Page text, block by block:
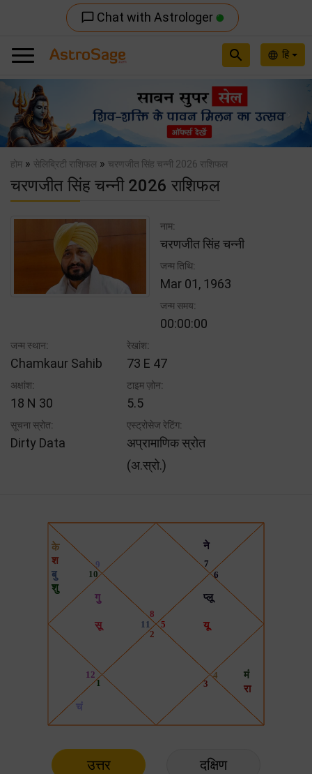
chat_bubble_outline Chat with Astrologer
language हि
search
Previous
होम » सेलिब्रिटी राशिफल » चरणजीत सिंह चन्नी 2026 राशिफल
चरणजीत सिंह चन्नी 2026 राशिफल
नाम:
चरणजीत सिंह चन्नी
जन्म तिथि:
Mar 01, 1963
जन्म समय:
00:00:00
जन्म स्थान:
Chamkaur Sahib
रेखांश:
73 E 47
अक्षांश:
18 N 30
टाइम ज़ोन:
5.5
सूचना स्रोत:
Dirty Data
एस्ट्रोसेज रेटिंग:
अप्रामाणिक स्रोत
(अ.स्रो.)
उत्तर दक्षिण